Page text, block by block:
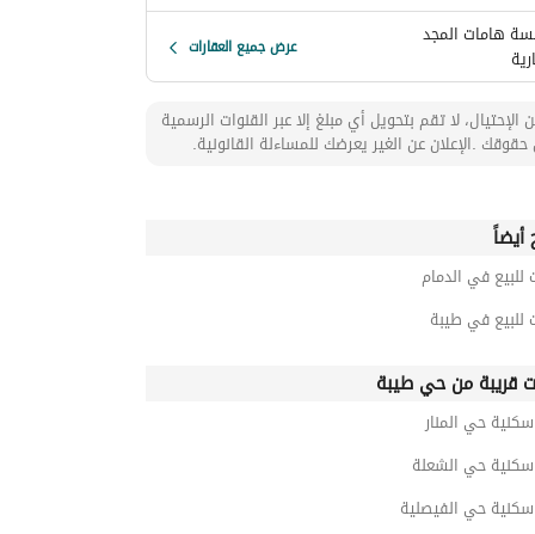
هامات المجد
عرض جميع العقارات
الإحتيال، لا تقم بتحويل أي مبلغ إلا عبر القنوات الرسمية
.الإعلان عن الغير يعرضك للمساءلة القانونية.
للبيع في الدمام
للبيع في طيبة
قريبة من حي طيبة
حي المنار
سكنية حي الشعلة
سكنية حي الفيصلية